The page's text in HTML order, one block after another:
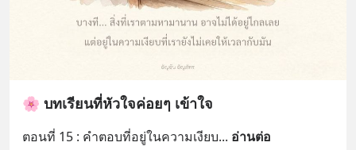
🌸 บทเรียนที่หัวใจค่อยๆ เข้าใจ
ตอนที่ 15 : คำตอบที่อยู่ในความเงียบ... อ่านต่อ